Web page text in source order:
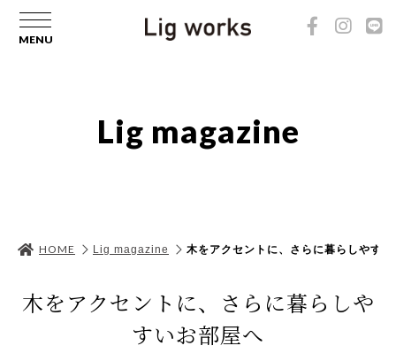
Lig magazine
HOME Lig magazine 木をアクセントに、さらに暮らしやす
木をアクセントに、さらに暮らしや
すいお部屋へ